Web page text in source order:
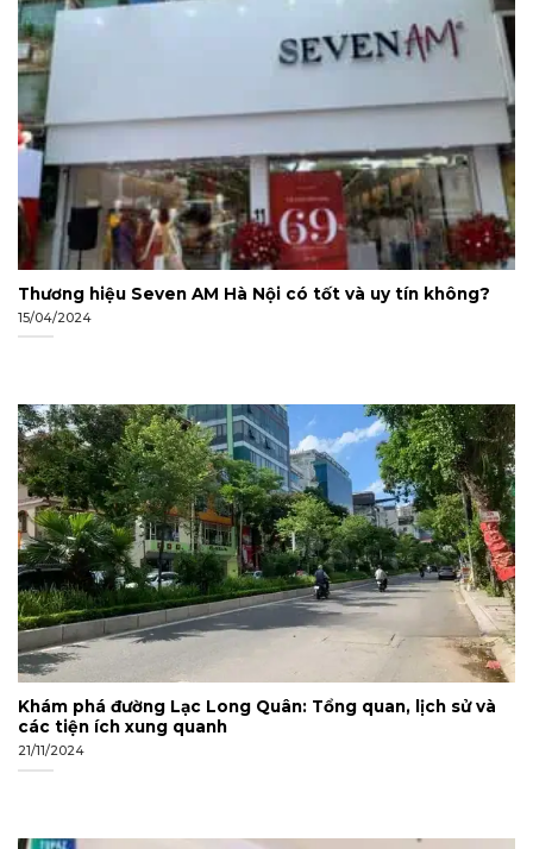
Thương hiệu Seven AM Hà Nội có tốt và uy tín không?
15/04/2024
Khám phá đường Lạc Long Quân: Tổng quan, lịch sử và
các tiện ích xung quanh
21/11/2024